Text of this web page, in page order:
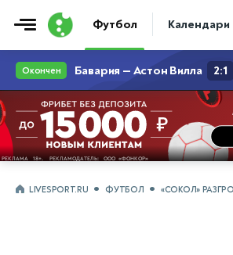
Футбол Календари
LIVESPORT.RU ФУТБОЛ «СОКОЛ»